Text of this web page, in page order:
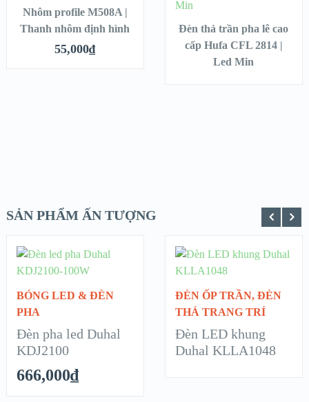
XEM NHANH
CHI TIẾT
Nhôm profile M508A |
Thanh nhôm định hình
55,000₫ CHI TIẾT
Đèn thả trần pha lê cao
cấp Hufa CFL 2814 |
Led Min
SẢN PHẨM ẤN TƯỢNG
XEM NHANH
CHI TIẾT
ADD TO
CART
BÓNG LED & ĐÈN
PHA
Đèn pha led Duhal
KDJ2100
666,000₫
XEM NHANH
CHI TIẾT
READ
MORE
ĐÈN ỐP TRẦN, ĐÈN
THẢ TRANG TRÍ
Đèn LED khung
Duhal KLLA1048